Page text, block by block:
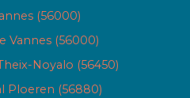
(56000)
Vannes (56000)
Noyalo (56450)
Ploeren (56880)